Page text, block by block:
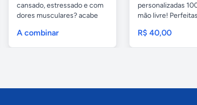
cansado, estressado e com
dores musculares? acabe
A combinar
personalizadas
mão livre!
R$ 40,00